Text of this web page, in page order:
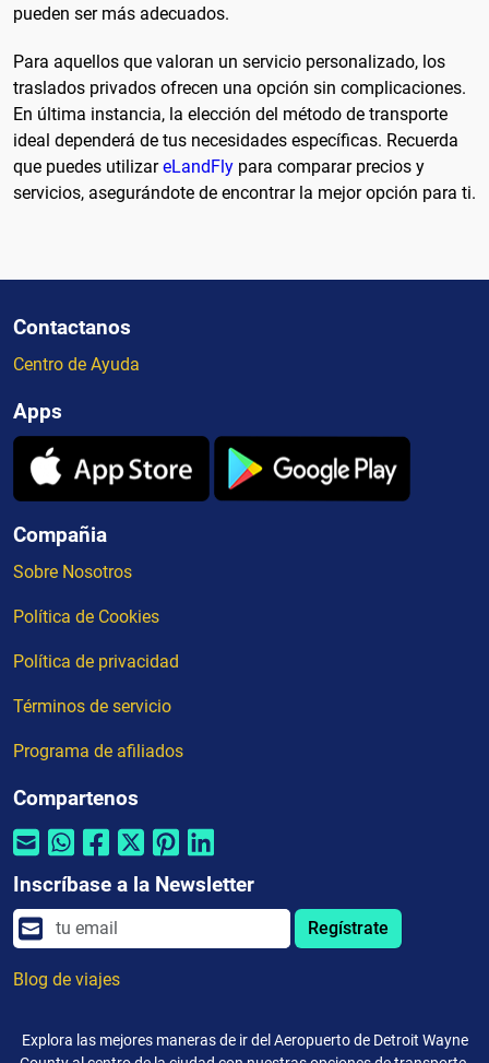
pueden ser más adecuados.
Para aquellos que valoran un servicio personalizado, los
traslados privados ofrecen una opción sin complicaciones.
En última instancia, la elección del método de transporte
ideal dependerá de tus necesidades específicas. Recuerda
que puedes utilizareLandFly para comparar precios y
servicios, asegurándote de encontrar la mejor opción para ti.
Contactanos
Centro de Ayuda
Apps
Compañia
Sobre Nosotros
Política de Cookies
Política de privacidad
Términos de servicio
Programa de afiliados
Compartenos
Inscríbase a la Newsletter
Regístrate
Blog de viajes
Explora las mejores maneras de ir del Aeropuerto de Detroit Wayne